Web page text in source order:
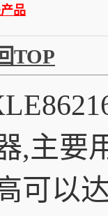
品
TOP
,主要
可以